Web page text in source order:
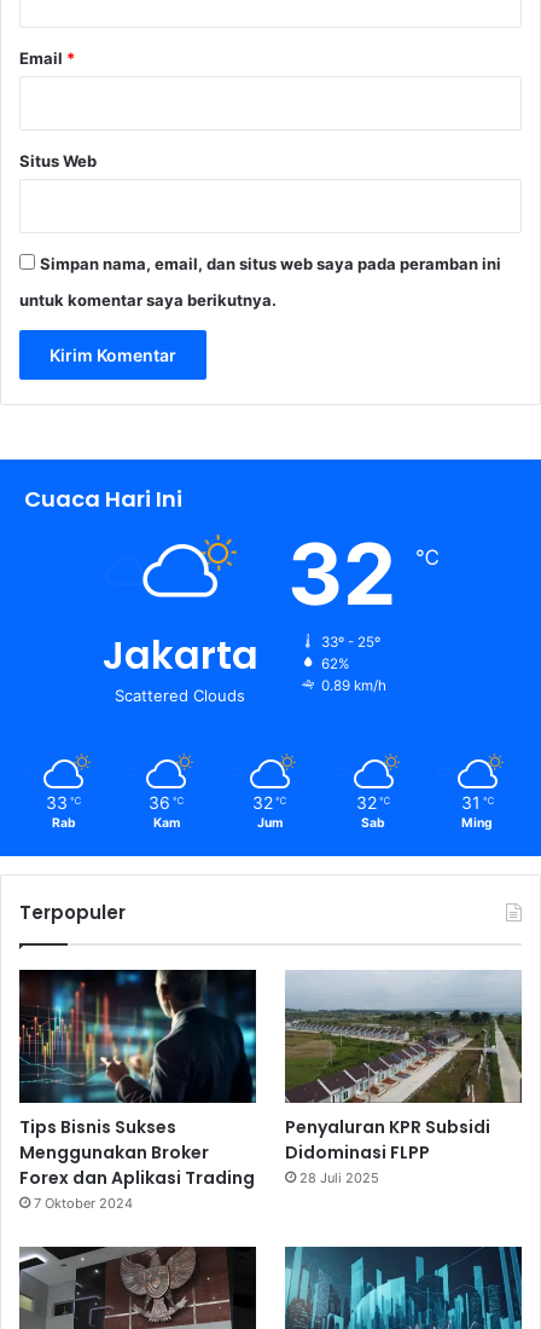
Email *
Situs Web
Simpan nama, email, dan situs web saya pada peramban ini
untuk komentar saya berikutnya.
Cuaca Hari Ini
Jakarta
Scattered Clouds
32 ℃
33º - 25º
62%
0.89 km/h
33 ℃
Rab
36 ℃
Kam
32 ℃
Jum
32 ℃
Sab
31 ℃
Ming
Terpopuler
Tips Bisnis Sukses
Menggunakan Broker
Forex dan Aplikasi Trading
7 Oktober 2024
Penyaluran KPR Subsidi
Didominasi FLPP
28 Juli 2025